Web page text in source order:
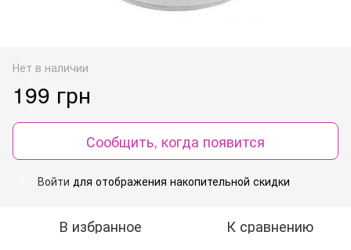
Нет в наличии
199 грн
Сообщить, когда появится
Войти для отображения накопительной скидки
В избранное К сравнению